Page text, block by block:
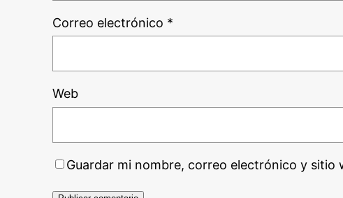
Correo electrónico *
Web
Guardar mi nombre, correo electrónico y sitio